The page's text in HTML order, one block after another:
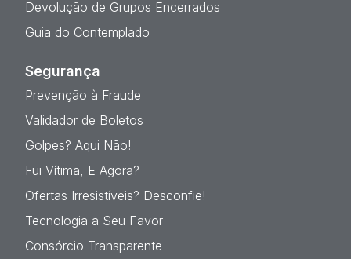
Devolução de Grupos Encerrados
Guia do Contemplado
Segurança
Prevenção à Fraude
Validador de Boletos
Golpes? Aqui Não!
Fui Vítima, E Agora?
Ofertas Irresistíveis? Desconfie!
Tecnologia a Seu Favor
Consórcio Transparente